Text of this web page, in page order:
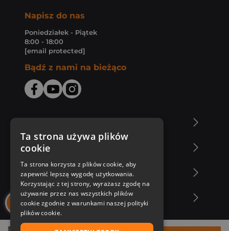
Napisz do nas
Poniedziałek - Piątek
8:00 - 18:00
[email protected]
Bądź z nami na bieżąco
Zakupy u nas
Nasza oferta
Nasi autorzy
Ta strona używa plików
cookie
Ta strona korzysta z plików cookie, aby
zapewnić lepszą wygodę użytkowania.
Korzystając z tej strony, wyrażasz zgodę na
używanie przez nas wszystkich plików
cookie zgodnie z warunkami naszej polityki
plików cookie.